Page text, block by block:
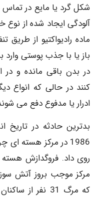
شکل گرد یا مایع در تماس
آلودگی ایجاد شده از
ماده رادیواکتیو از
باز یا با جذب پوستی
در بدن باقی مانده و
کنند در حالی که انواع
ادرار یا مدفوع دفع می
1986 در مرکز هسته
روی داد. فروگدازش هسته
مرکز موجب بروز آتش
که مرگ 31 نفر